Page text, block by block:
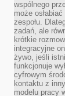
wspólnego
może
zespołu.
zadań, ale
krótkie
integracyjne
żywo, jeśli
funkcjonuje
cyfrowym
kontaktu z
modelu pracy